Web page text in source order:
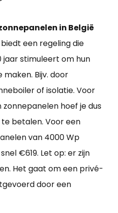
in België
een regeling die
jaar stimuleert om hun
Bijv. door
of isolatie. Voor
hoef je dus
te betalen. Voor een
van 4000 Wp
€619. Let op: er zijn
Het gaat om een privé-
door een